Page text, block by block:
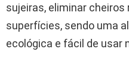
sujeiras, eliminar cheiros
superfícies, sendo uma
ecológica e fácil de usar